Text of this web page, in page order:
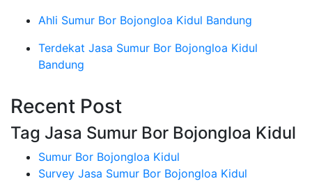
Ahli Sumur Bor Bojongloa Kidul Bandung
Terdekat Jasa Sumur Bor Bojongloa Kidul
Bandung
Recent Post
Tag Jasa Sumur Bor Bojongloa Kidul
Sumur Bor Bojongloa Kidul
Survey Jasa Sumur Bor Bojongloa Kidul